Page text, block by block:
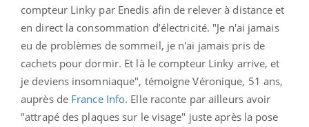
compteur Linky par Enedis afin de relever à distance et
en direct la consommation d’électricité. "Je n'ai jamais
eu de problèmes de sommeil, je n'ai jamais pris de
cachets pour dormir. Et là le compteur Linky arrive, et
je deviens insomniaque", témoigne Véronique, 51 ans,
auprès de France Info. Elle raconte par ailleurs avoir
"attrapé des plaques sur le visage" juste après la pose